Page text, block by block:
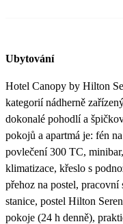
Ubytování
Hotel Canopy by Hilton
kategorií nádherně
dokonalé pohodlí a
pokojů a apartmá je: fén
povlečení 300 TC,
klimatizace, křeslo s
přehoz na postel,
stanice, postel Hilton
pokoje (24 h denně),